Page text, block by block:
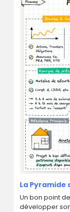
La
Un bon point
développer